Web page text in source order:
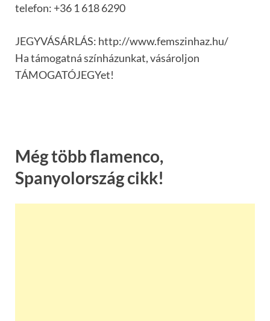
telefon: +36 1 618 6290
JEGYVÁSÁRLÁS: http://www.femszinhaz.hu/
Ha támogatná színházunkat, vásároljon
TÁMOGATÓJEGYet!
Még több flamenco,
Spanyolország cikk!